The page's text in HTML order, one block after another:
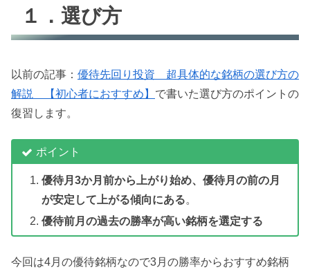
１．選び方
以前の記事： 優待先回り投資 超具体的な銘柄の選び方の
解説 【初心者におすすめ】 で書いた選び方のポイントの
復習します。
ポイント
優待月3か月前から上がり始め、優待月の前の月
が安定して上がる傾向にある。
優待前月の過去の勝率が高い銘柄を選定する
今回は4月の優待銘柄なので3月の勝率からおすすめ銘柄